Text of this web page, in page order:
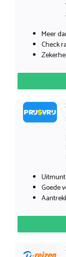
Meer
Check
Goede